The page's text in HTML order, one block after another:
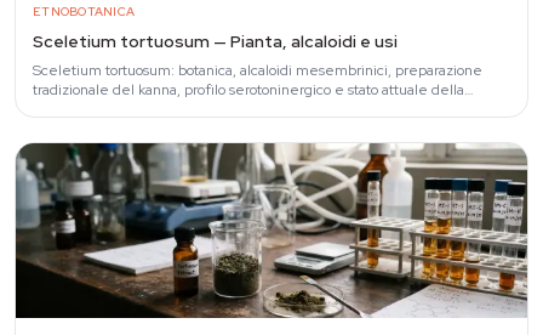
ETNOBOTANICA
Sceletium tortuosum — Pianta, alcaloidi e usi
Sceletium tortuosum: botanica, alcaloidi mesembrinici, preparazione
tradizionale del kanna, profilo serotoninergico e stato attuale della